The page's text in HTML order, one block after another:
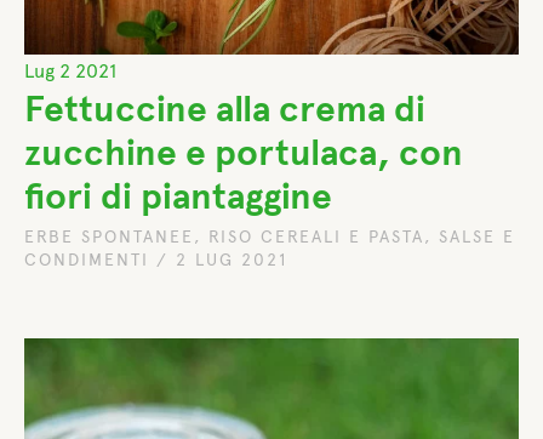
Lug 2 2021
Fettuccine alla crema di
zucchine e portulaca, con
fiori di piantaggine
ERBE SPONTANEE , RISO CEREALI E PASTA, SALSE E
CONDIMENTI
/ 2 LUG 2021